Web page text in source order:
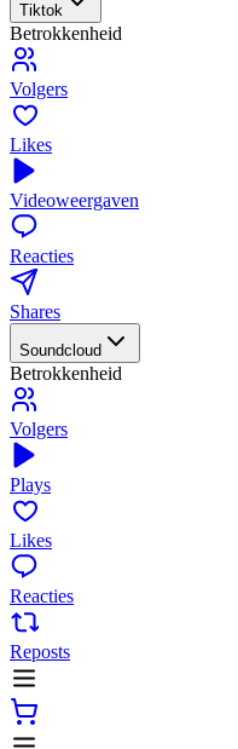
Tiktok
Betrokkenheid
Volgers
Likes
Videoweergaven
Reacties
Shares
Soundcloud
Betrokkenheid
Volgers
Plays
Likes
Reacties
Reposts